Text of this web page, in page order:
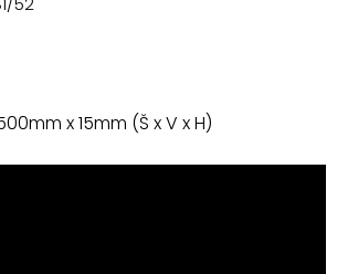
x 15mm (Š x V x H)